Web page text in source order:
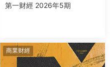
第一财經 2026年5期
商業财經